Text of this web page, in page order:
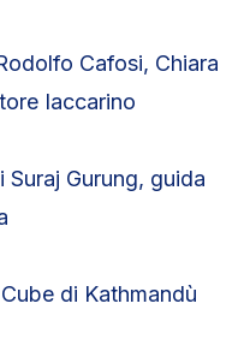
Cafosi, Chiara
Iaccarino
Gurung, guida
di Kathmandù